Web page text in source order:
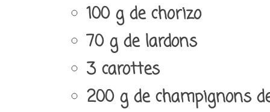
100 g de chorizo
70 g de lardons
3 carottes
200 g de champignons